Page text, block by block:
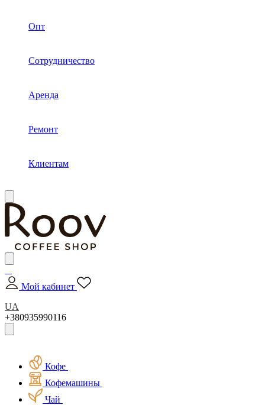
Опт
Сотрудничество
Аренда
Ремонт
Клиентам
Мой кабинет
UA
+380935990116
Кофе
Кофемашины
Чай